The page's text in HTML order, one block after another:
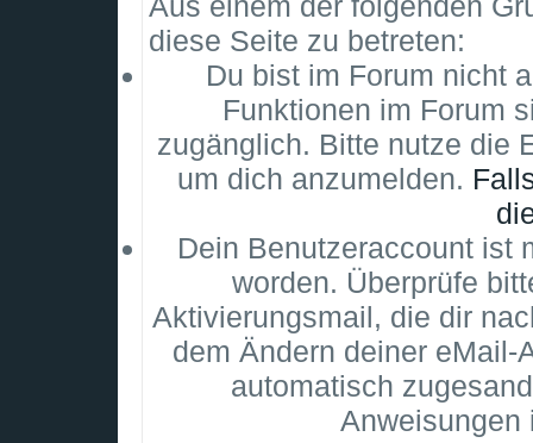
diese Seite zu betreten:
Du bist im Forum nicht
Funktionen im Forum
zugänglich. Bitte nutze die
um dich anzumelden.
Dein Benutzeraccount ist
worden. Überprüfe
Aktivierungsmail, die dir
dem Ändern deiner eMail-
automatisch
Anweisungen